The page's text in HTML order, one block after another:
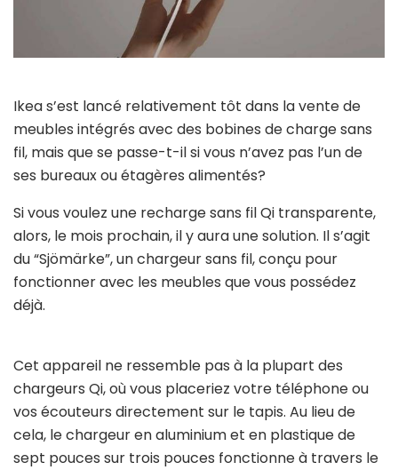
Ikea s’est lancé relativement tôt dans la vente de
meubles intégrés avec des bobines de charge sans
fil, mais que se passe-t-il si vous n’avez pas l’un de
ses bureaux ou étagères alimentés?
Si vous voulez une recharge sans fil Qi transparente,
alors, le mois prochain, il y aura une solution. Il s’agit
du “Sjömärke”, un chargeur sans fil, conçu pour
fonctionner avec les meubles que vous possédez
déjà.
Cet appareil ne ressemble pas à la plupart des
chargeurs Qi, où vous placeriez votre téléphone ou
vos écouteurs directement sur le tapis. Au lieu de
cela, le chargeur en aluminium et en plastique de
sept pouces sur trois pouces fonctionne à travers le